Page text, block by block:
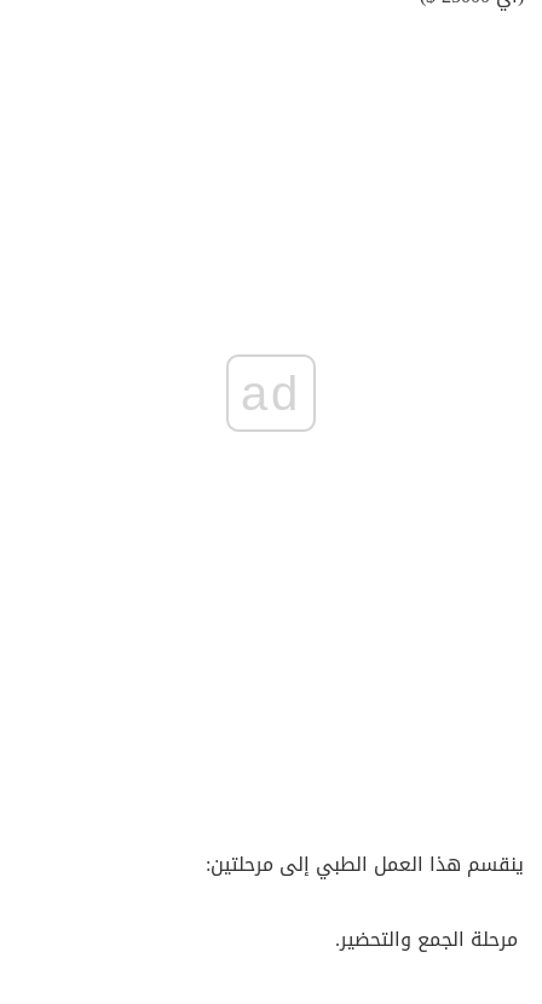
ad
ينقسم هذا العمل الطبي إلى مرحلتين:
مرحلة الجمع والتحضير.